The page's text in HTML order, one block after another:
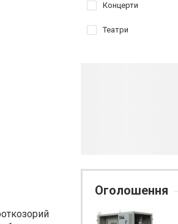
Концерти
Театри
Оголошення